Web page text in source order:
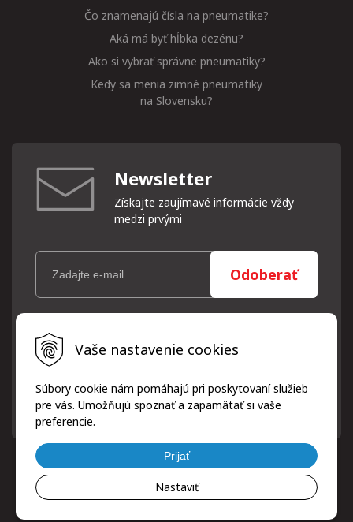
Vaše nastavenie cookies
Súbory cookie nám pomáhajú pri poskytovaní služieb
pre vás. Umožňujú spoznať a zapamätať si vaše
preferencie.
Prijať
Nastaviť
Čo znamenajú čísla na pneumatike?
Aká má byť hĺbka dezénu?
Ako si vybrať správne pneumatiky?
Kedy sa menia zimné pneumatiky
na Slovensku?
Newsletter
Získajte zaujímavé informácie vždy
medzi prvými
Odoberať
Vaše osobné údaje (email) budeme spracovávať len za týmto
účelom v súlade s platnou legislatívou a zásadami ochrany
osobných údajov. Súhlas potvrdíte kliknutím na odkaz, ktorý
písomne, emailom alebo kliknutím na odkaz z ktoréhokoľvek
informačného emailu.
© 2026 ProfiPneuServis!